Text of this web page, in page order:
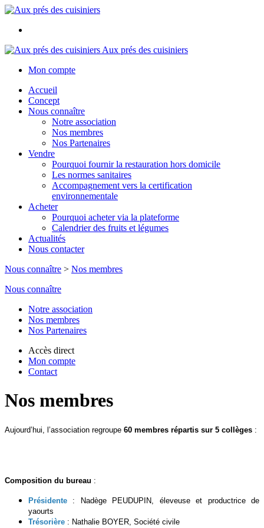
Aux prés des cuisiniers
Mon compte
Accueil
Concept
Nous connaître
Notre association
Nos membres
Nos Partenaires
Vendre
Pourquoi fournir la restauration hors domicile
Les normes sanitaires
Accompagnement vers la certification
environnementale
Acheter
Pourquoi acheter via la plateforme
Calendrier des fruits et légumes
Actualités
Nous contacter
Nous connaître > Nos membres
Nous connaître
Notre association
Nos membres
Nos Partenaires
Accès direct
Mon compte
Contact
Nos membres
Aujourd’hui, l’association regroupe 60 membres répartis sur 5 collèges :
Composition du bureau :
Présidente
: Nadège PEUDUPIN, éleveuse et productrice de
yaourts
Trésorière : Nathalie BOYER, Société civile